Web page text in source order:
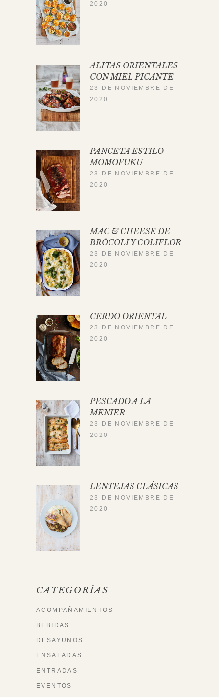
2020
ALITAS ORIENTALES
CON MIEL PICANTE
23 DE NOVIEMBRE DE
2020
PANCETA ESTILO
MOMOFUKU
23 DE NOVIEMBRE DE
2020
MAC & CHEESE DE
BRÓCOLI Y COLIFLOR
23 DE NOVIEMBRE DE
2020
CERDO ORIENTAL
23 DE NOVIEMBRE DE
2020
PESCADO A LA
MENIER
23 DE NOVIEMBRE DE
2020
LENTEJAS CLÁSICAS
23 DE NOVIEMBRE DE
2020
CATEGORÍAS
ACOMPAÑAMIENTOS
BEBIDAS
DESAYUNOS
ENSALADAS
ENTRADAS
EVENTOS